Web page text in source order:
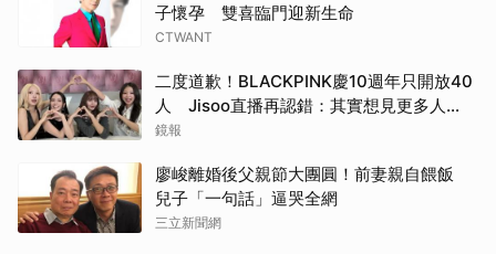
子懷孕 雙喜臨門迎新生命
CTWANT
二度道歉！BLACKPINK慶10週年只開放40
人 Jisoo直播再認錯：其實想見更多人…
鏡報
廖峻離婚後父親節大團圓！前妻親自餵飯
兒子「一句話」逼哭全網
三立新聞網